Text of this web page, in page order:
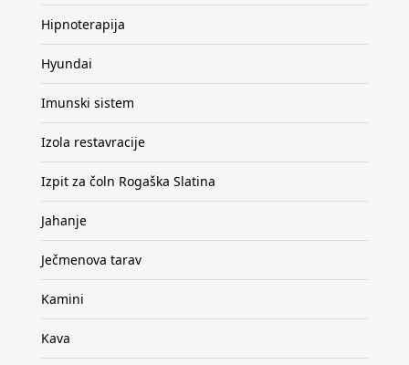
Hipnoterapija
Hyundai
Imunski sistem
Izola restavracije
Izpit za čoln Rogaška Slatina
Jahanje
Ječmenova tarav
Kamini
Kava